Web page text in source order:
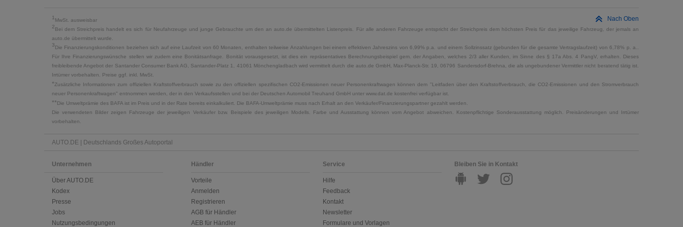
Nach Oben
1 MwSt. ausweisbar
2Bei dem Streichpreis handelt es sich für Neufahrzeuge und junge Gebrauchte um den an auto.de übermittelten Listenpreis. Für alle anderen Fahrzeuge entspricht der Streichpreis dem höchsten Preis für das jeweilige Fahrzeug, der jemals an
auto.de übermittelt wurde.
3Die Finanzierungskonditionen beziehen sich auf eine Laufzeit von 60 Monaten, enthalten teilweise Anzahlungen bei einem effektiven Jahreszins von 6,99% p.a. und einem Sollzinssatz (gebunden für die gesamte Vertragslaufzeit) von 6,78% p. a..
Für Ihre Finanzierungswünsche stellen wir zudem eine Bonitätsanfrage. Bonität vorausgesetzt, ist dies ein repräsentatives Berechnungsbeispiel gem. der Angaben, welches 2/3 aller Kunden, im Sinne des § 17a Abs. 4 PangV, erhalten. Dieses
freibleibende Angebot der Santander Consumer Bank AG, Santander-Platz 1, 41061 Mönchengladbach wird vermittelt durch die auto.de GmbH, Max-Planck-Str. 19, 06796 Sandersdorf-Brehna, die als ungebundener Vermittler nicht beratend tätig ist.
Irrtümer vorbehalten. Preise ggf. inkl. MwSt.
*Zusätzliche Informationen zum offiziellen Kraftstoffverbrauch sowie zu den offiziellen spezifischen CO2-Emissionen neuer Personenkraftwagen können dem "Leitfaden über den Kraftstoffverbrauch, die CO2-Emissionen und den Stromverbrauch
neuer Personenkraftwagen" entnommen werden, der in den Verkaufsstellen und bei der Deutschen Automobil Treuhand GmbH unter www.dat.de kostenfrei verfügbar ist.
**Die Umweltprämie des BAFA ist im Preis und in der Rate bereits einkalkuliert. Die BAFA-Umweltprämie muss nach Erhalt an den Verkäufer/Finanzierungspartner gezahlt werden.
Die verwendeten Bilder zeigen Fahrzeuge der jeweiligen Verkäufer bzw. Beispiele des jeweiligen Modells. Farbe und Ausstattung können vom Angebot abweichen. Kostenpflichtige Sonderausstattung möglich. Preisänderungen und Irrtümer
vorbehalten.
AUTO.DE | Deutschlands Großes Autoportal
Unternehmen
Über AUTO.DE
Kodex
Presse
Jobs
Nutzungsbedingungen
Händler
Vorteile
Anmelden
Registrieren
AGB für Händler
AEB für Händler
Service
Hilfe
Feedback
Kontakt
Newsletter
Formulare und Vorlagen
Bleiben Sie in Kontakt